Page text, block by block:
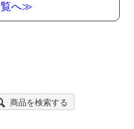
覧へ≫
商品を検索する